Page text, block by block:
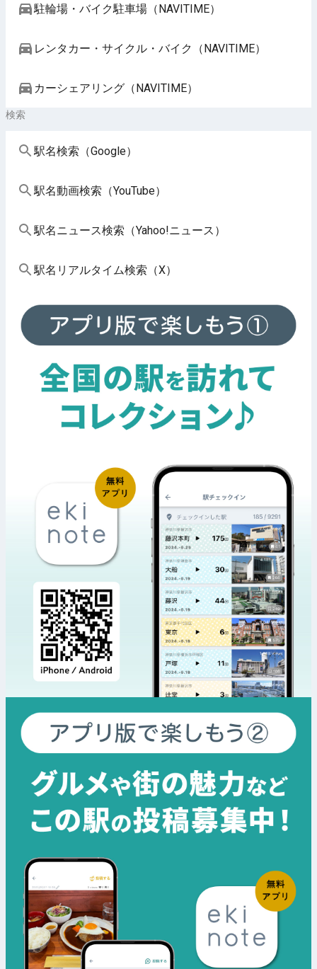
駐輪場・バイク駐車場（NAVITIME）
レンタカー・サイクル・バイク（NAVITIME）
カーシェアリング（NAVITIME）
検索
駅名検索（Google）
駅名動画検索（YouTube）
駅名ニュース検索（Yahoo!ニュース）
駅名リアルタイム検索（X）